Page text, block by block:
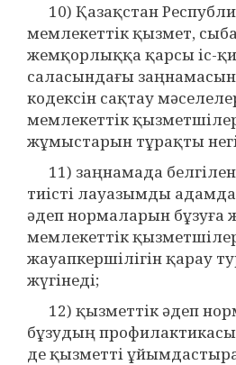
10) Қазақстан
мемлекеттік қызмет,
жемқорлыққа қарсы іс-
саласындағы
кодексін сақтау
мемлекеттік
жұмыстарын тұрақты
11) заңнамада
тиісті лауазымды
әдеп нормаларын бұзуға
мемлекеттік
жауапкершілігін қарау
жүгінеді;
12) қызметтік әдеп
бұзудың
де қызметті